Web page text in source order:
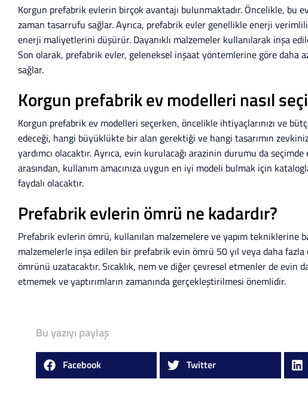
Korgun prefabrik evlerin birçok avantajı bulunmaktadır. Öncelikle, bu
zaman tasarrufu sağlar. Ayrıca, prefabrik evler genellikle enerji
enerji maliyetlerini düşürür. Dayanıklı malzemeler kullanılarak inşa
Son olarak, prefabrik evler, geleneksel inşaat yöntemlerine göre daha
sağlar.
Korgun prefabrik ev modelleri nasıl
Korgun prefabrik ev modelleri seçerken, öncelikle ihtiyaçlarınızı ve
edeceği, hangi büyüklükte bir alan gerektiği ve hangi tasarımın
yardımcı olacaktır. Ayrıca, evin kurulacağı arazinin durumu da
arasından, kullanım amacınıza uygun en iyi modeli bulmak için
faydalı olacaktır.
Prefabrik evlerin ömrü ne kadardır?
Prefabrik evlerin ömrü, kullanılan malzemelere ve yapım tekniklerine
malzemelerle inşa edilen bir prefabrik evin ömrü 50 yıl veya daha
ömrünü uzatacaktır. Sıcaklık, nem ve diğer çevresel etmenler de evin
etmemek ve yaptırımların zamanında gerçekleştirilmesi önemlidir.
Bu yazıyı paylaş
Facebook Twitter